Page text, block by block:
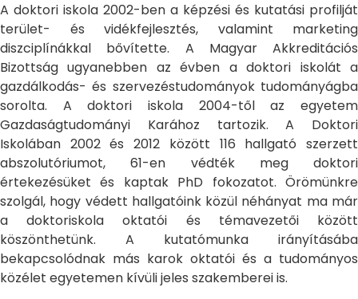
A doktori iskola 2002-ben a képzési és kutatási profilját
terület- és vidékfejlesztés, valamint marketing
diszciplínákkal bővítette. A Magyar Akkreditációs
Bizottság ugyanebben az évben a doktori iskolát a
gazdálkodás- és szervezéstudományok tudományágba
sorolta. A doktori iskola 2004-től az egyetem
Gazdaságtudományi Karához tartozik. A Doktori
Iskolában 2002 és 2012 között 116 hallgató szerzett
abszolutóriumot, 61-en védték meg doktori
értekezésüket és kaptak PhD fokozatot. Örömünkre
szolgál, hogy védett hallgatóink közül néhányat ma már
a doktoriskola oktatói és témavezetői között
köszönthetünk. A kutatómunka irányításába
bekapcsolódnak más karok oktatói és a tudományos
közélet egyetemen kívüli jeles szakemberei is.